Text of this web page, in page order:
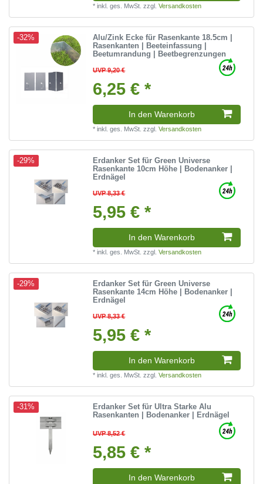
*inkl. ges. MwSt. zzgl.Versandkosten
-32%
Alu/Zink Ecke für Rasenkante 18.5cm |
Rasenkanten | Beeteinfassung |
Beetumrandung | Beetbegrenzungen
UVP 9,20 €
6,25 € *
In den Warenkorb
*inkl. ges. MwSt. zzgl.Versandkosten
-29%
Erdanker Set für Green Universe
Rasenkante 10cm Höhe | Bodenanker |
Erdnägel
UVP 8,33 €
5,95 € *
In den Warenkorb
*inkl. ges. MwSt. zzgl.Versandkosten
-29%
Erdanker Set für Green Universe
Rasenkante 14cm Höhe | Bodenanker |
Erdnägel
UVP 8,33 €
5,95 € *
In den Warenkorb
*inkl. ges. MwSt. zzgl.Versandkosten
-31%
Erdanker Set für Ultra Starke Alu
Rasenkanten | Bodenanker | Erdnägel
UVP 8,52 €
5,85 € *
In den Warenkorb